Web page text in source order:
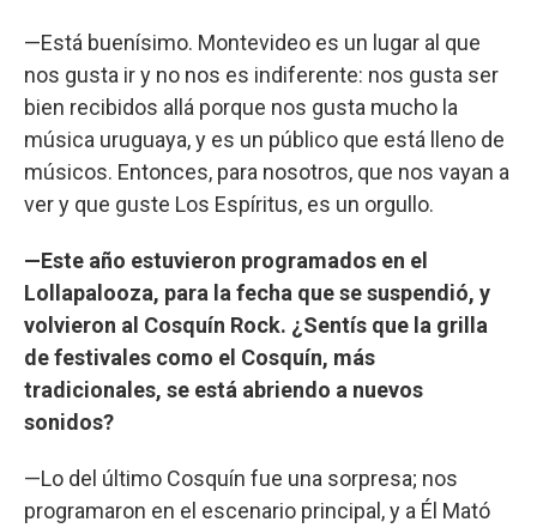
—Está buenísimo. Montevideo es un lugar al que
nos gusta ir y no nos es indiferente: nos gusta ser
bien recibidos allá porque nos gusta mucho la
música uruguaya, y es un público que está lleno de
músicos. Entonces, para nosotros, que nos vayan a
ver y que guste Los Espíritus, es un orgullo.
—Este año estuvieron programados en el
Lollapalooza, para la fecha que se suspendió, y
volvieron al Cosquín Rock. ¿Sentís que la grilla
de festivales como el Cosquín, más
tradicionales, se está abriendo a nuevos
sonidos?
—Lo del último Cosquín fue una sorpresa; nos
programaron en el escenario principal, y a Él Mató